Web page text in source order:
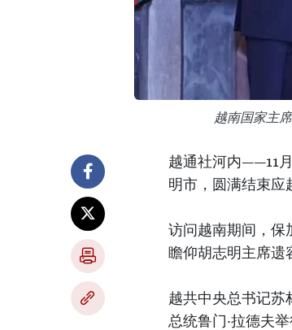
越南国家主
越通社河内——11
明市，圆满结束应
访问越南期间，保
瞻仰胡志明主席遗
越共中央总书记苏
总统鲁门·拉德夫